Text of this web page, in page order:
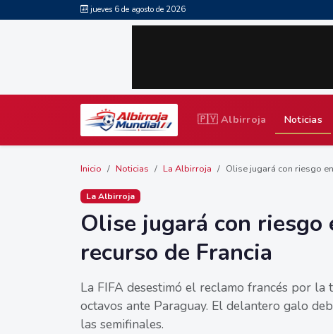
jueves 6 de agosto de 2026
🇵🇾 Albirroja Noticias
Inicio Noticias La Albirroja Olise jugará con riesgo
La Albirroja
Olise jugará con riesgo
recurso de Francia
La FIFA desestimó el reclamo francés por
octavos ante Paraguay. El delantero galo
las semifinales.